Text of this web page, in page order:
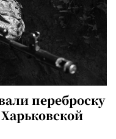
переброску